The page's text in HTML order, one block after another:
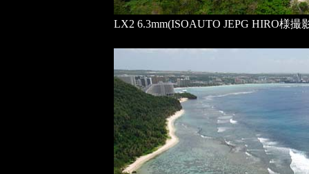
LX2 6.3mm(ISOAUTO JEPG HIRO様撮